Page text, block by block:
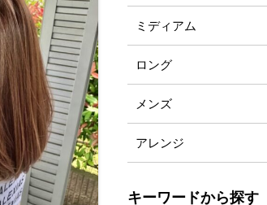
ミディアム
ロング
メンズ
アレンジ
キーワードから探す